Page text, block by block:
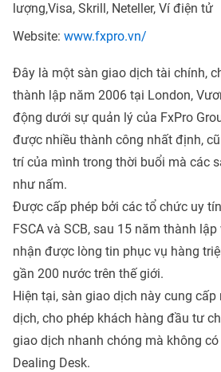
lượng,Visa, Skrill, Neteller, Ví điện tử
Website: www.fxpro.vn/
Đây là một sàn giao dịch tài chính,
thành lập năm 2006 tại London,
động dưới sự quản lý của FxPro
được nhiều thành công nhất định,
trí của mình trong thời buổi mà các
như nấm.
Được cấp phép bởi các tổ chức uy tín
FSCA và SCB, sau 15 năm thành
nhận được lòng tin phục vụ hàng
gần 200 nước trên thế giới.
Hiện tại, sàn giao dịch này cung
dịch, cho phép khách hàng đầu tư
giao dịch nhanh chóng mà không
Dealing Desk.